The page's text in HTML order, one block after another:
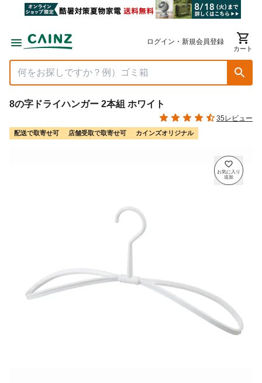
ログイン・新規会員登録
カート
8の字ドライハンガー 2本組 ホワイト
35レビュー
配送で取寄せ可 店舗受取で取寄せ可 カインズオリジナル